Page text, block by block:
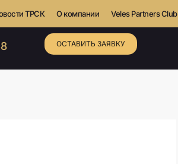
ТРСК О компании Veles Partners Club
ОСТАВИТЬ ЗАЯВКУ